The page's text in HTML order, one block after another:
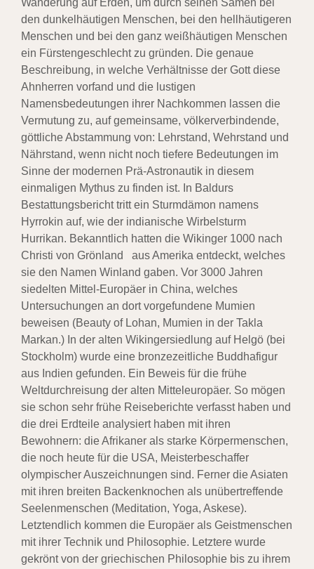
Wanderung auf Erden, um durch seinen Samen bei
den dunkelhäutigen Menschen, bei den hellhäutigeren
Menschen und bei den ganz weißhäutigen Menschen
ein Fürstengeschlecht zu gründen. Die genaue
Beschreibung, in welche Verhältnisse der Gott diese
Ahnherren vorfand und die lustigen
Namensbedeutungen ihrer Nachkommen lassen die
Vermutung zu, auf gemeinsame, völkerverbindende,
göttliche Abstammung von: Lehrstand, Wehrstand und
Nährstand, wenn nicht noch tiefere Bedeutungen im
Sinne der modernen Prä-Astronautik in diesem
einmaligen Mythus zu finden ist. In Baldurs
Bestattungsbericht tritt ein Sturmdämon namens
Hyrrokin auf, wie der indianische Wirbelsturm
Hurrikan. Bekanntlich hatten die Wikinger 1000 nach
Christi von Grönland aus Amerika entdeckt, welches
sie den Namen Winland gaben. Vor 3000 Jahren
siedelten Mittel-Europäer in China, welches
Untersuchungen an dort vorgefundene Mumien
beweisen (Beauty of Lohan, Mumien in der Takla
Markan.) In der alten Wikingersiedlung auf Helgö (bei
Stockholm) wurde eine bronzezeitliche Buddhafigur
aus Indien gefunden. Ein Beweis für die frühe
Weltdurchreisung der alten Mitteleuropäer. So mögen
sie schon sehr frühe Reiseberichte verfasst haben und
die drei Erdteile analysiert haben mit ihren
Bewohnern: die Afrikaner als starke Körpermenschen,
die noch heute für die USA, Meisterbeschaffer
olympischer Auszeichnungen sind. Ferner die Asiaten
mit ihren breiten Backenknochen als unübertreffende
Seelenmenschen (Meditation, Yoga, Askese).
Letztendlich kommen die Europäer als Geistmenschen
mit ihrer Technik und Philosophie. Letztere wurde
gekrönt von der griechischen Philosophie bis zu ihrem